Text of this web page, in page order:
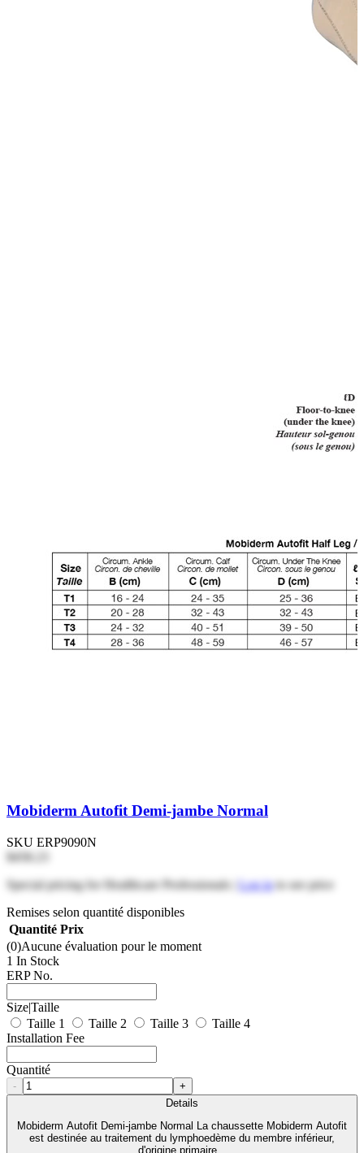
Mobiderm Autofit Demi-jambe Normal
SKU ERP9090N
$458.23
Special pricing for Healthcare Professionals | Log into see price
Remises selon quantité disponibles
Quantité Prix
(0)Aucune évaluation pour le moment
1 In Stock
ERP No.
Size|Taille
Taille 1
Taille 2 Taille 3
Taille 4
Installation Fee
Quantité
-
+
Details
Mobiderm Autofit Demi-jambe Normal La chaussette Mobiderm Autofit
est destinée au traitement du lymphoedème du membre inférieur,
d'origine primaire...